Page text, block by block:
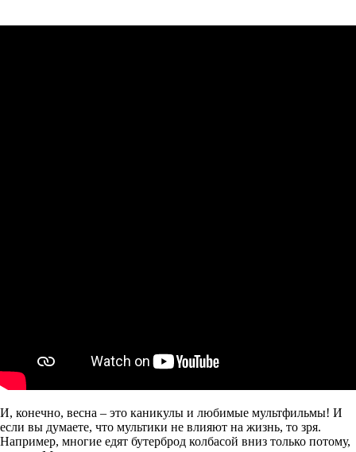
И, конечно, весна – это каникулы и любимые мультфильмы! И
если вы думаете, что мультики не влияют на жизнь, то зря.
Например, многие едят бутерброд колбасой вниз только потому,